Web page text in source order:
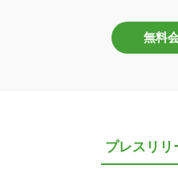
無料
プレスリリ